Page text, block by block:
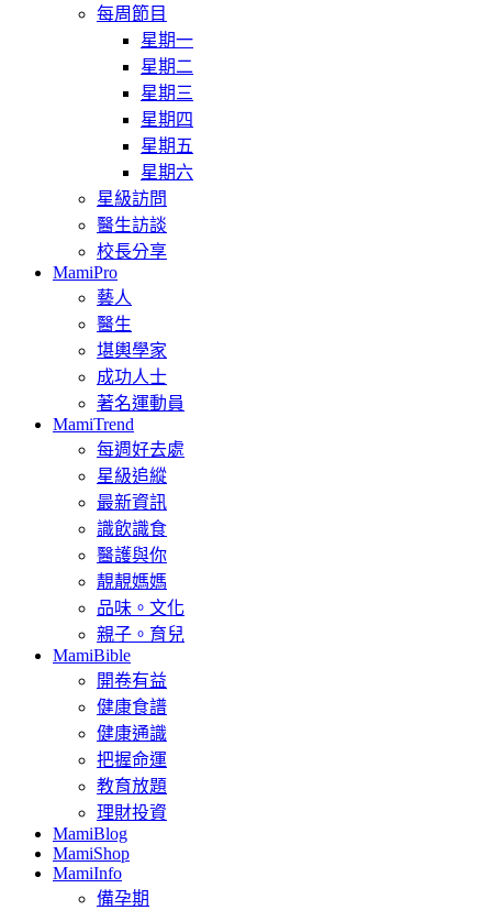
每周節目
星期一
星期二
星期三
星期四
星期五
星期六
星級訪問
醫生訪談
校長分享
MamiPro
藝人
醫生
堪輿學家
成功人士
著名運動員
MamiTrend
每週好去處
星級追縱
最新資訊
識飲識食
醫護與你
靚靚媽媽
品味。文化
親子。育兒
MamiBible
開卷有益
健康食譜
健康通識
把握命運
教育放題
理財投資
MamiBlog
MamiShop
MamiInfo
備孕期